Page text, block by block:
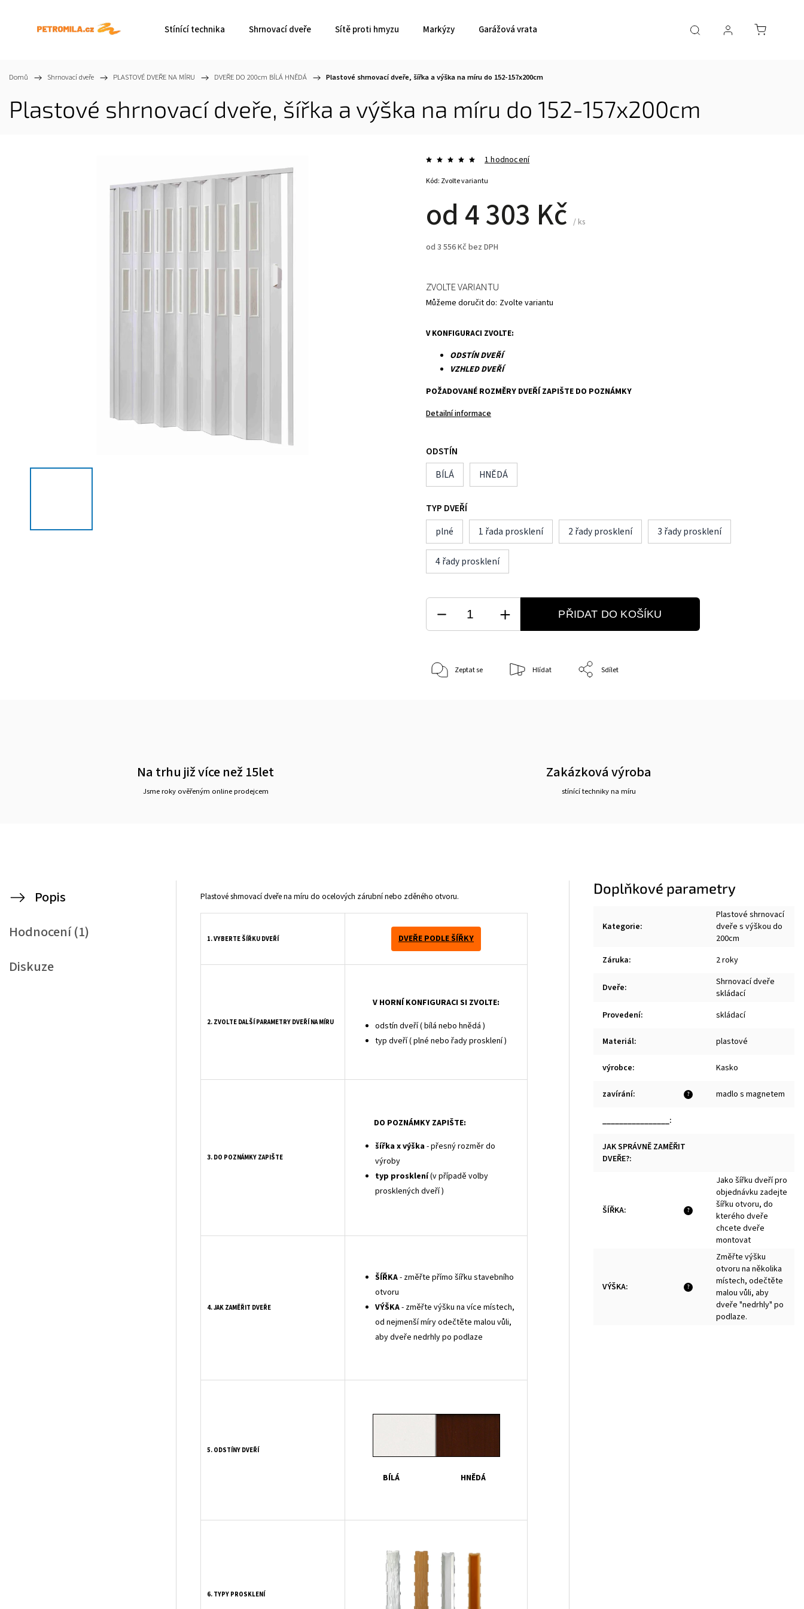
Stínící technika Shrnovací dveře Sítě proti hmyzu Markýzy Garážová vrata
Domů / Shrnovací dveře / PLASTOVÉ DVEŘE NA MÍRU / DVEŘE DO 200cm BÍLÁ HNĚDÁ / Plastové shrnovací dveře, šířka a výška na míru do 152-157x200cm
Plastové shrnovací dveře, šířka a výška na míru do 152-157x200cm
1 hodnocení
od 4 303 Kč / ks
od3 556 Kč bez DPH
Kód: Zvolte variantu
V KONFIGURACI ZVOLTE:
ODSTÍN DVEŘÍ
VZHLED DVEŘÍ
POŽADOVANÉ ROZMĚRY DVEŘÍ ZAPIŠTE DO POZNÁMKY
Detailní informace
ODSTÍN
BÍLÁ
HNĚDÁ
TYP DVEŘÍ
plné
1 řada prosklení 2 řady prosklení 3 řady prosklení
4 řady prosklení
ZVOLTE VARIANTU
Můžeme doručit do: Zvolte variantu
PŘIDAT DO KOŠÍKU
Zeptat se Hlídat Sdílet
Na trhu již více než 15let
Jsme roky ověřeným online prodejcem
Zakázková výroba
stínící techniky na míru
Popis
Hodnocení (1)
Diskuze
Plastové shrnovací dveřena míru do ocelových zárubní nebo zděného otvoru.
1. VYBERTE ŠÍŘKU DVEŘÍ DVEŘE PODLE ŠÍŘKY
2. ZVOLTE DALŠÍ PARAMETRY DVEŘÍ NA MÍRU
V HORNÍ KONFIGURACI SI ZVOLTE:
odstín dveří ( bílá nebo hnědá )
typ dveří ( plné nebo řady prosklení )
3. DO POZNÁMKY ZAPIŠTE
DO POZNÁMKY ZAPIŠTE:
šířka x výška- přesný rozměr do
výroby
typ prosklení(v případě volby
prosklených dveří )
4. JAK ZAMĚŘIT DVEŘE
ŠÍŘKA- změřte přímo šířku stavebního
otvoru
VÝŠKA- změřte výšku na více místech,
od nejmenší míry odečtěte malou vůli,
aby dveře nedrhly po podlaze
5. ODSTÍNY DVEŘÍ
BÍLÁ HNĚDÁ
6. TYPY PROSKLENÍ
Doplňkové parametry
Kategorie:
Plastové shrnovací
dveře s výškou do
200cm
Záruka: 2 roky
Dveře:
Shrnovací dveře
skládací
Provedení: skládací
Materiál: plastové
výrobce: Kasko
?
zavírání: madlo s magnetem
________________:
JAK SPRÁVNĚ ZAMĚŘIT
DVEŘE?:
?
ŠÍŘKA:
Jako šířku dveří pro
objednávku zadejte
šířku otvoru, do
kterého dveře
chcete dveře
montovat
?
VÝŠKA:
Změřte výšku
otvoru na několika
místech, odečtěte
malou vůli, aby
dveře "nedrhly" po
podlaze.